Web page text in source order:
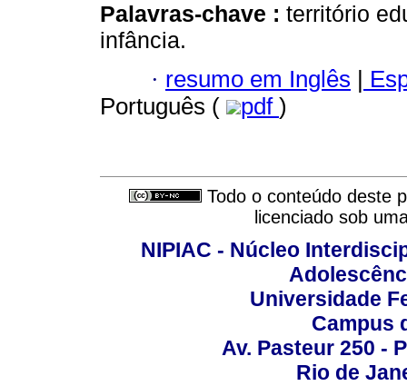
Palavras-chave : território
infância.
· resumo em Inglês |
Português (
pdf )
Todo o conteúdo deste
licenciado sob
NIPIAC - Núcleo
Universidade
Campus
Av. Pasteur 250 -
Rio de